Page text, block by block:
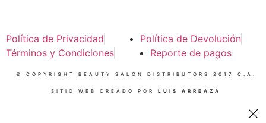
Política de Privacidad
Política de Devolución
Términos y Condiciones
Reporte de pagos
© COPYRIGHT BEAUTY SALON DISTRIBUTORS 2017 C.A.
SITIO WEB CREADO POR LUIS ARREAZA